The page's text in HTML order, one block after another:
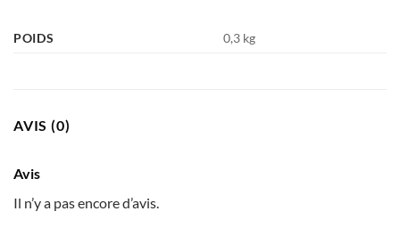
POIDS 0,3 kg
AVIS (0)
Avis
Il n’y a pas encore d’avis.